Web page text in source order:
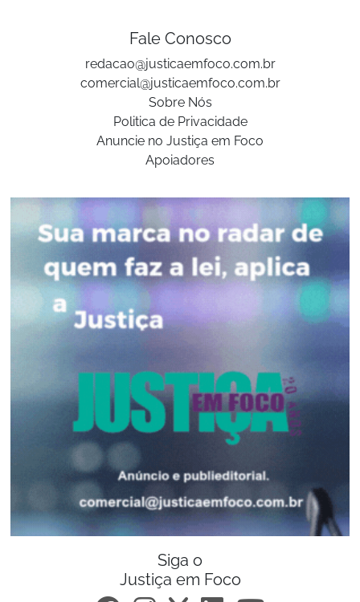
Fale Conosco
redacao@justicaemfoco.com.br
comercial@justicaemfoco.com.br
Sobre Nós
Politica de Privacidade
Anuncie no Justiça em Foco
Apoiadores
Siga o
Justiça em Foco